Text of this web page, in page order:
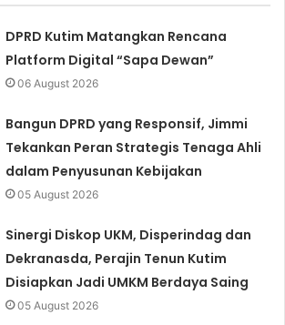
DPRD Kutim Matangkan Rencana
Platform Digital “Sapa Dewan”
06 August 2026
Bangun DPRD yang Responsif, Jimmi
Tekankan Peran Strategis Tenaga Ahli
dalam Penyusunan Kebijakan
05 August 2026
Sinergi Diskop UKM, Disperindag dan
Dekranasda, Perajin Tenun Kutim
Disiapkan Jadi UMKM Berdaya Saing
05 August 2026